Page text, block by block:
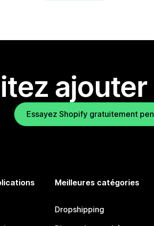
Essayez Shopify gratuitement
Meilleures catégories
Dropshipping